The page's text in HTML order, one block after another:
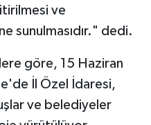
ve
sunulmasıdır." dedi.
göre, 15 Haziran
İl Özel İdaresi,
ve belediyeler